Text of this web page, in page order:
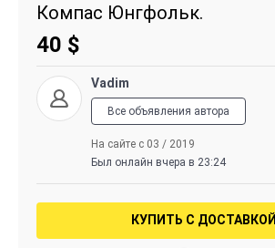
Компас Юнгфольк.
40 $
Vadim
Все объявления автора
На сайте с 03 / 2019
Был онлайн вчера в 23:24
КУПИТЬ С ДОСТАВКОЙ